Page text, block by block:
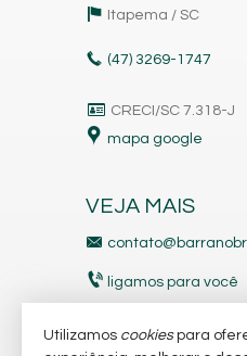
Itapema / SC
(47) 3269-1747
CRECI/SC 7.318-J
mapa google
VEJA MAIS
ligamos para você
Utilizamos cookiespara